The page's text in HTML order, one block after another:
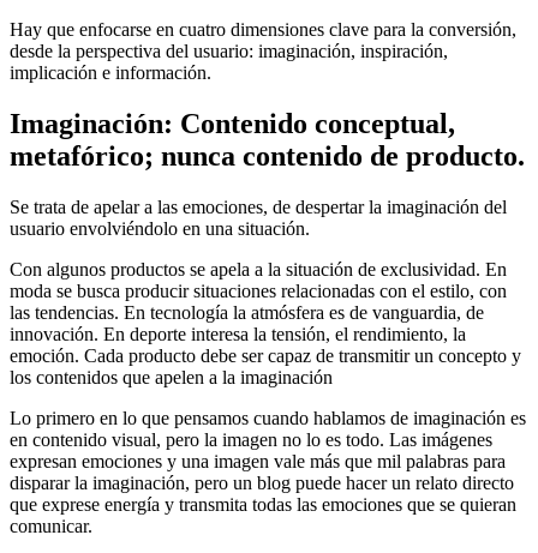
Hay que enfocarse en cuatro dimensiones clave para la conversión,
desde la perspectiva del usuario: imaginación, inspiración,
implicación e información.
Imaginación: Contenido conceptual,
metafórico; nunca contenido de producto.
Se trata de apelar a las emociones, de despertar la imaginación del
usuario envolviéndolo en una situación.
Con algunos productos se apela a la situación de exclusividad. En
moda se busca producir situaciones relacionadas con el estilo, con
las tendencias. En tecnología la atmósfera es de vanguardia, de
innovación. En deporte interesa la tensión, el rendimiento, la
emoción. Cada producto debe ser capaz de transmitir un concepto y
los contenidos que apelen a la imaginación
Lo primero en lo que pensamos cuando hablamos de imaginación es
en contenido visual, pero la imagen no lo es todo. Las imágenes
expresan emociones y una imagen vale más que mil palabras para
disparar la imaginación, pero un blog puede hacer un relato directo
que exprese energía y transmita todas las emociones que se quieran
comunicar.